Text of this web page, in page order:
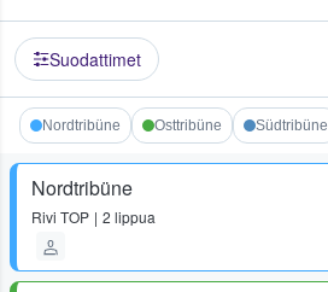
Suodattimet
Nordtribüne Osttribüne Südtribüne
Nordtribüne
Rivi TOP 2 lippua